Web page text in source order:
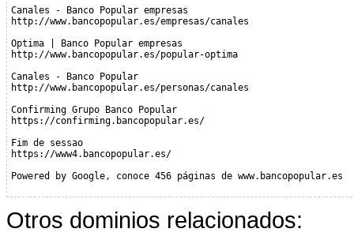
Canales - Banco Popular empresas
http://www.bancopopular.es/empresas/canales
Optima | Banco Popular empresas
http://www.bancopopular.es/popular-optima
Canales - Banco Popular
http://www.bancopopular.es/personas/canales
Confirming Grupo Banco Popular
https://confirming.bancopopular.es/
Fim de sessao
https://www4.bancopopular.es/
Powered by Google, conoce 456 páginas de www.bancopopular.es
Otros dominios relacionados: